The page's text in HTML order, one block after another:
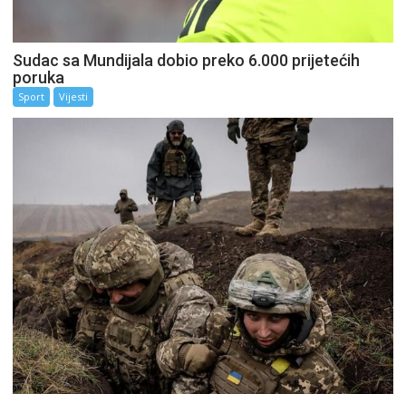
Sudac sa Mundijala dobio preko 6.000 prijetećih
poruka
Sport Vijesti